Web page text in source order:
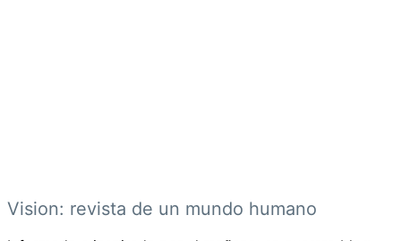
Vision: revista de un mundo humano